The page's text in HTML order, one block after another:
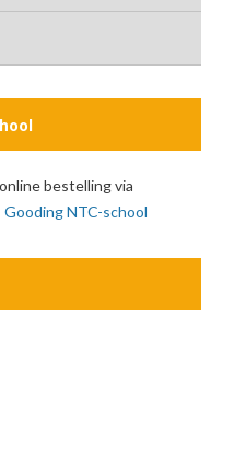
bestelling via
Gooding NTC-school